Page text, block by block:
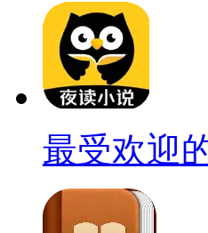
最受欢迎